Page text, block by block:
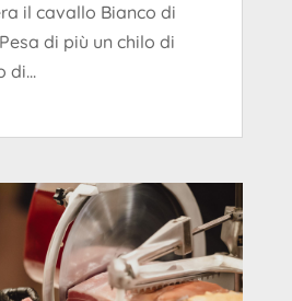
il cavallo Bianco di
di più un chilo di
di...